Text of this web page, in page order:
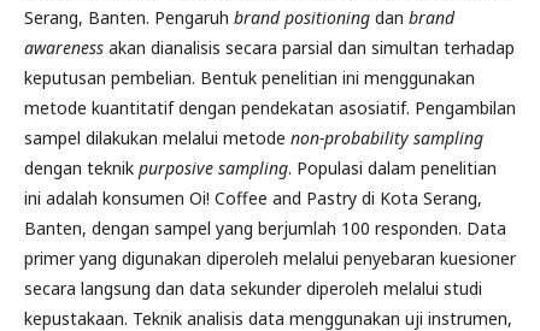
Serang, Banten. Pengaruh brand positioning dan brand
awareness akan dianalisis secara parsial dan simultan terhadap
keputusan pembelian. Bentuk penelitian ini menggunakan
metode kuantitatif dengan pendekatan asosiatif. Pengambilan
sampel dilakukan melalui metode non-probability sampling
dengan teknik purposive sampling. Populasi dalam penelitian
ini adalah konsumen Oi! Coffee and Pastry di Kota Serang,
Banten, dengan sampel yang berjumlah 100 responden. Data
primer yang digunakan diperoleh melalui penyebaran kuesioner
secara langsung dan data sekunder diperoleh melalui studi
kepustakaan. Teknik analisis data menggunakan uji instrumen,